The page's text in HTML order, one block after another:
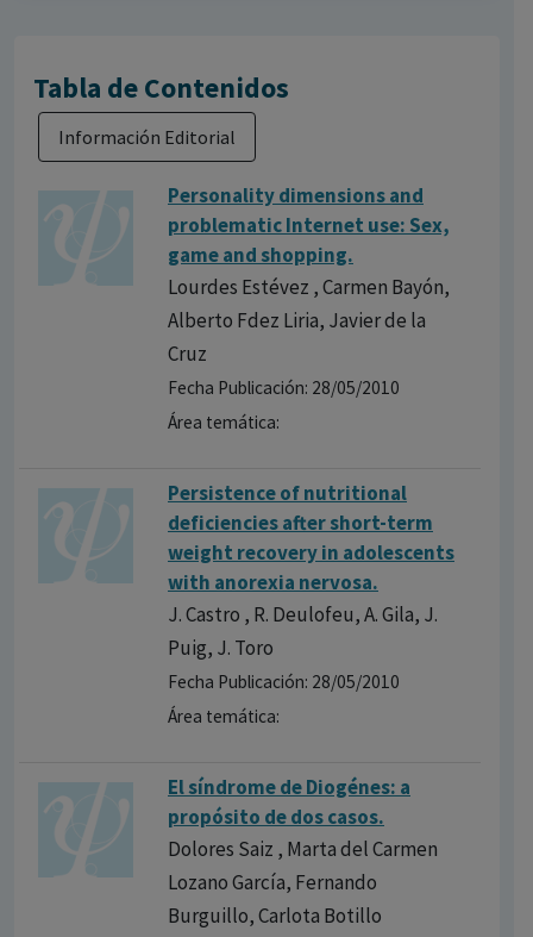
Tabla de Contenidos
Información Editorial
Personality dimensions and
problematic Internet use: Sex,
game and shopping.
Lourdes Estévez , Carmen Bayón,
Alberto Fdez Liria, Javier de la
Cruz
Fecha Publicación: 28/05/2010
Área temática:
Persistence of nutritional
deficiencies after short-term
weight recovery in adolescents
with anorexia nervosa.
J. Castro , R. Deulofeu, A. Gila, J.
Puig, J. Toro
Fecha Publicación: 28/05/2010
Área temática:
El síndrome de Diogénes: a
propósito de dos casos.
Dolores Saiz , Marta del Carmen
Lozano García, Fernando
Burguillo, Carlota Botillo